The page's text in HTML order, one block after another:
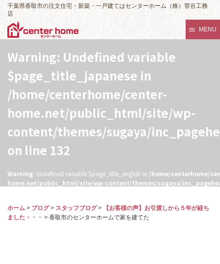
千葉県香取市の注文住宅・新築・一戸建てはセンターホーム（株）菅谷工務
店
MENU
Warning: Undefined variable
$page_title_japanese in
/home/centerhome/center-
home.net/public_html/site/wp-
content/themes/sugaya/
on line 132
Warning: Undefined variable $page_title_english in /home/centerhome/
home.net/public_html/site/wp-content/themes/sugaya/
ホーム > ブログ> スタッフブログ>
【お客様の声】お引渡しから５年が経ち
ました・・・ > 香取市のセンターホームで家を建てた